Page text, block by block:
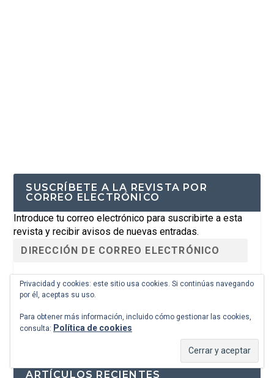
SUSCRÍBETE A LA REVISTA POR
CORREO ELECTRÓNICO
Introduce tu correo electrónico para suscribirte a esta
revista y recibir avisos de nuevas entradas.
SUSCRIBIRSE
ARTÍCULOS RECIENTES
Privacidad y cookies: este sitio usa cookies. Si continúas navegando
por él, aceptas su uso.
Para obtener más información, incluido cómo gestionar las cookies,
consulta: Política de cookies